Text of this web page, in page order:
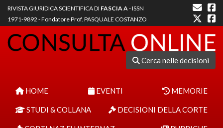
RIVISTA GIURIDICA SCIENTIFICA DI FASCIA A- ISSN
1971-9892 - Fondatore Prof. PASQUALE COSTANZO
Cerca nelle decisioni
HOME EVENTI MEMORIE
STUDI & COLLANA DECISIONI DELLA CORTE